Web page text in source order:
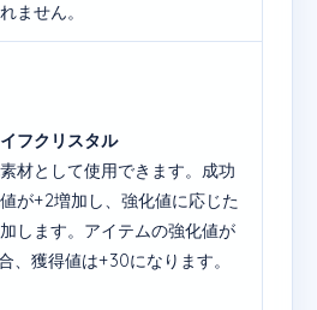
ません。
フクリスタル
材として使用できます。成功
が+2増加し、強化値に応じた
します。アイテムの強化値が
、獲得値は+30になります。